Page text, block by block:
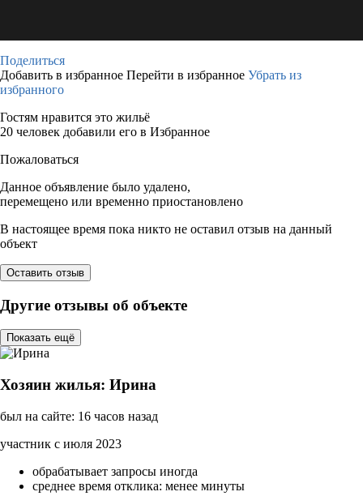
Поделиться
Добавить в избранное Перейти в избранное Убрать из
избранного
Гостям нравится это жильё
20 человек добавили его в Избранное
Пожаловаться
Данное объявление было удалено,
перемещено или временно приостановлено
В настоящее время пока никто не оставил отзыв на данный
объект
Оставить отзыв
Другие отзывы об объекте
Показать ещё
Хозяин жилья: Ирина
был на сайте: 16 часов назад
участник с июля 2023
обрабатывает запросы иногда
среднее время отклика: менее минуты